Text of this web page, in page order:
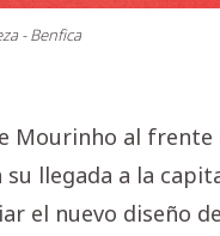
- Benfica
Mourinho al
llegada a la
el nuevo diseño